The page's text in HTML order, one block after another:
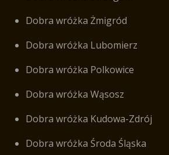
Dobra wróżka Żmigród
Dobra wróżka Lubomierz
Dobra wróżka Polkowice
Dobra wróżka Wąsosz
Dobra wróżka Kudowa-Zdrój
Dobra wróżka Środa Śląska